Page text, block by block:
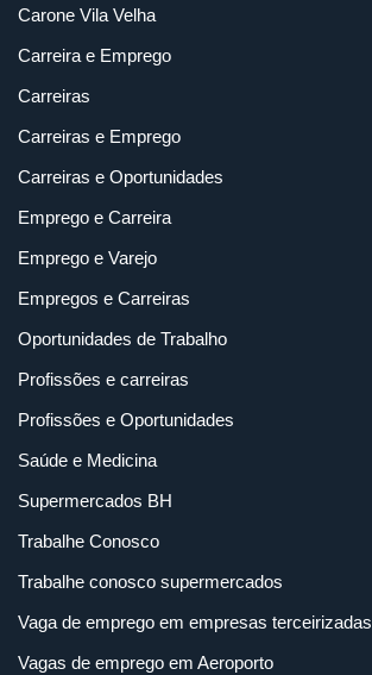
Carone Vila Velha
Carreira e Emprego
Carreiras
Carreiras e Emprego
Carreiras e Oportunidades
Emprego e Carreira
Emprego e Varejo
Empregos e Carreiras
Oportunidades de Trabalho
Profissões e carreiras
Profissões e Oportunidades
Saúde e Medicina
Supermercados BH
Trabalhe Conosco
Trabalhe conosco supermercados
Vaga de emprego em empresas terceirizadas
Vagas de emprego em Aeroporto